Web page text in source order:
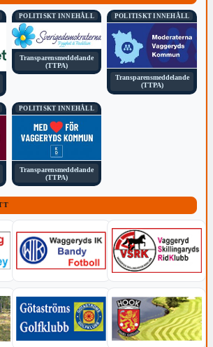
POLITISKT INNEHÅLL
Transparensmeddelande
(TTPA)
POLITISKT INNEHÅLL
Transparensmeddelande
(TTPA)
POLITISKT INNEHÅLL
Transparensmeddelande
(TTPA)